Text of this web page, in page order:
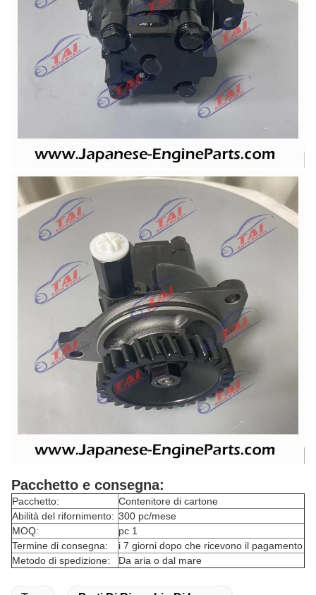
Pacchetto e consegna:
Pacchetto:
Contenitore di cartone
Abilità del rifornimento: 300 pc/mese
MOQ:
pc 1
Termine di consegna:
i 7 giorni dopo che ricevono il pagamento
Metodo di spedizione:
Da aria o dal mare